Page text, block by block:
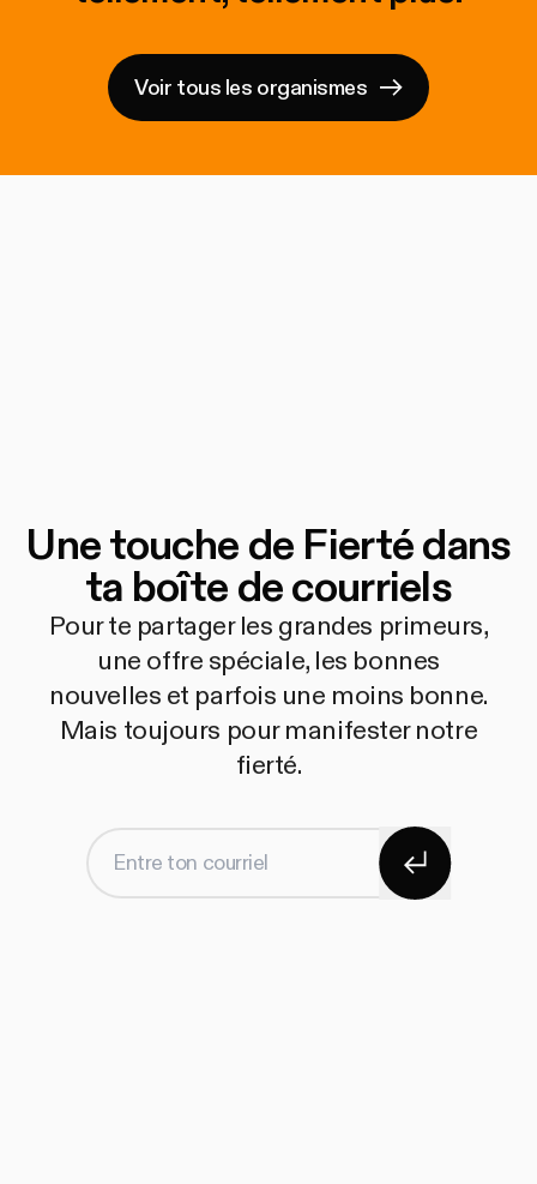
Voir tous les organismes
Une touche de Fierté dans
ta boîte de courriels
Pour te partager les grandes primeurs,
une offre spéciale, les bonnes
nouvelles et parfois une moins bonne.
Mais toujours pour manifester notre
fierté.
Entre ton courriel S'abonner